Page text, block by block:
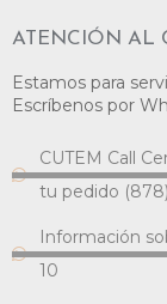
ATENCIÓN AL
Estamos para
Escríbenos por
CUTEM Call
tu pedido (878)
Información
10